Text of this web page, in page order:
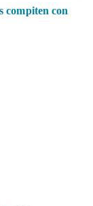
compiten con